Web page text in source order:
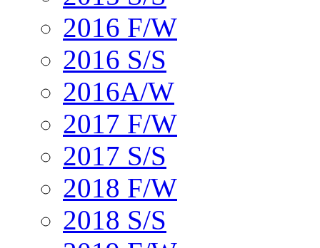
2016 F/W
2016 S/S
2016A/W
2017 F/W
2017 S/S
2018 F/W
2018 S/S